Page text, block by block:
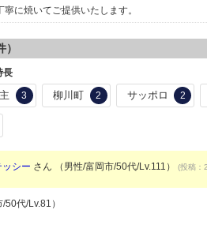
に焼いてご提供いたします。
）
長
3 柳川町 2 サッポロ 2
ッシー さん （男性/富岡市/50代/Lv.111） (投稿
代/Lv.81）